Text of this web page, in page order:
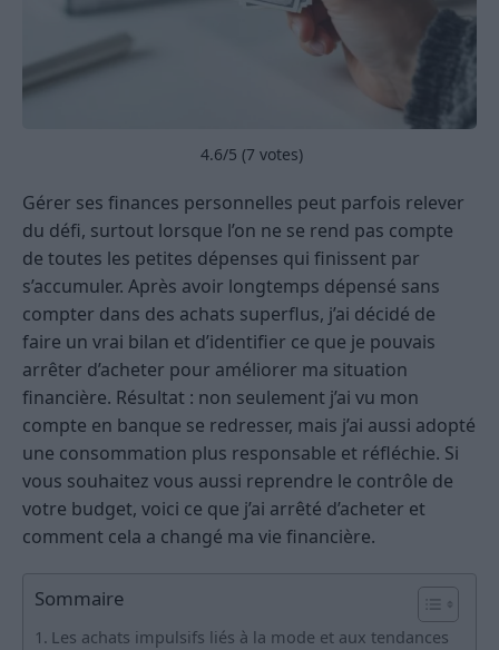
4.6/5 (7 votes)
Gérer ses finances personnelles peut parfois relever
du défi, surtout lorsque l’on ne se rend pas compte
de toutes les petites dépenses qui finissent par
s’accumuler. Après avoir longtemps dépensé sans
compter dans des achats superflus, j’ai décidé de
faire un vrai bilan et d’identifier ce que je pouvais
arrêter d’acheter pour améliorer ma situation
financière. Résultat : non seulement j’ai vu mon
compte en banque se redresser, mais j’ai aussi adopté
une consommation plus responsable et réfléchie. Si
vous souhaitez vous aussi reprendre le contrôle de
votre budget, voici ce que j’ai arrêté d’acheter et
comment cela a changé ma vie financière.
Sommaire
Les achats impulsifs liés à la mode et aux tendances